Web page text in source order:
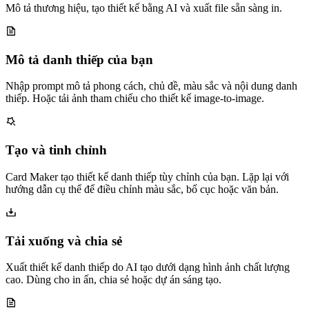
Mô tả thương hiệu, tạo thiết kế bằng AI và xuất file sẵn sàng in.
Mô tả danh thiếp của bạn
Nhập prompt mô tả phong cách, chủ đề, màu sắc và nội dung danh
thiếp. Hoặc tải ảnh tham chiếu cho thiết kế image-to-image.
Tạo và tinh chỉnh
Card Maker tạo thiết kế danh thiếp tùy chỉnh của bạn. Lặp lại với
hướng dẫn cụ thể để điều chỉnh màu sắc, bố cục hoặc văn bản.
Tải xuống và chia sẻ
Xuất thiết kế danh thiếp do AI tạo dưới dạng hình ảnh chất lượng
cao. Dùng cho in ấn, chia sẻ hoặc dự án sáng tạo.